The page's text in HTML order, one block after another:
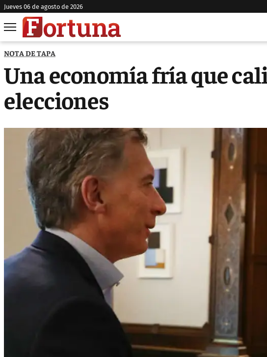
jueves 06 de agosto de 2026
NOTA DE TAPA
Una economía fría que
elecciones